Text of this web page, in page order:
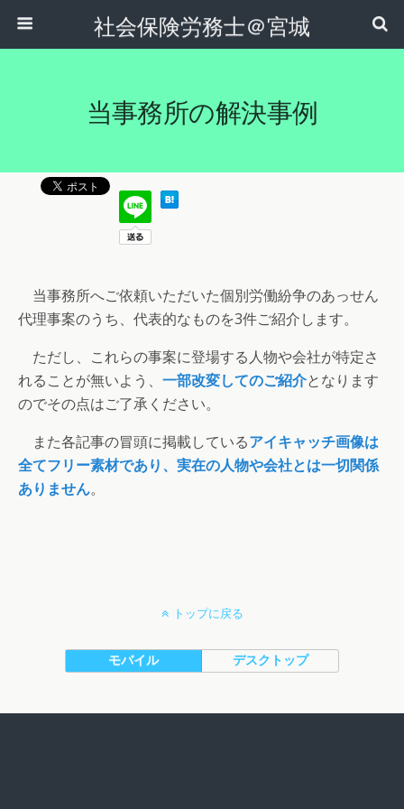
社会保険労務士＠宮城
当事務所の解決事例
当事務所へご依頼いただいた個別労働紛争のあっせん
代理事案のうち、代表的なものを3件ご紹介します。
ただし、これらの事案に登場する人物や会社が特定さ
れることが無いよう、 一部改変してのご紹介となります
のでその点はご了承ください。
また各記事の冒頭に掲載しているアイキャッチ画像は
全てフリー素材であり、実在の人物や会社とは一切関係
ありません。
トップに戻る
モバイル デスクトップ